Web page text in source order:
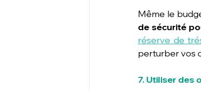
Même le
de sécurité
réserve de
perturber vos
7. Utiliser des